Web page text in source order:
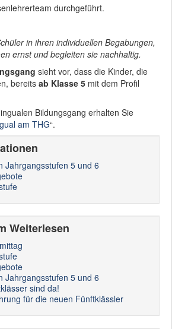
durchgeführt.
in ihren individuellen Begabungen,
ernst und begleiten sie nachhaltig.
sieht vor, dass die Kinder, die
bereits ab Klasse 5 mit dem Profil
Bildungsgang erhalten Sie
am THG“.
Jahrgangsstufen 5 und 6
Weiterlesen
Jahrgangsstufen 5 und 6
sind da!
für die neuen Fünftklässler